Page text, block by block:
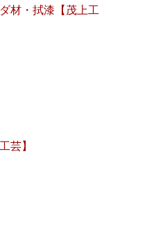
材・拭漆【茂上工
芸】